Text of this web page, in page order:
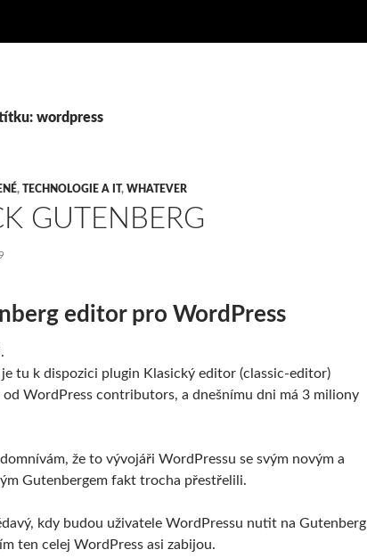
wordpress
, TECHNOLOGIE A IT, WHATEVER
GUTENBERG
editor pro WordPress
tu k dispozici plugin Klasický editor (classic-editor)
od WordPress contributors, a dnešnímu dni má 3 miliony
že to vývojáři WordPressu se svým novým a
Gutenbergem fakt trocha přestřelili.
kdy budou uživatele WordPressu nutit na Gutenberg
ten celej WordPress asi zabijou.